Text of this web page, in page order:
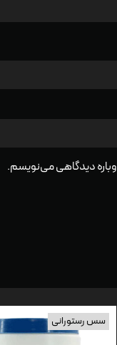
دیدگاهی می‌نویسم.
سس رستورانی